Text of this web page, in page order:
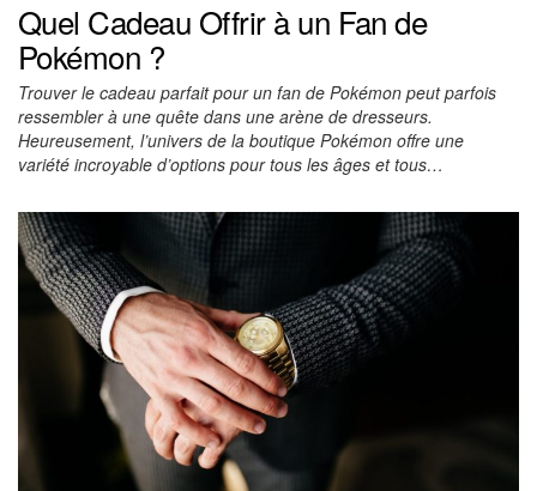
Quel Cadeau Offrir à un Fan de
Pokémon ?
Trouver le cadeau parfait pour un fan de Pokémon peut parfois
ressembler à une quête dans une arène de dresseurs.
Heureusement, l’univers de la boutique Pokémon offre une
variété incroyable d’options pour tous les âges et tous…